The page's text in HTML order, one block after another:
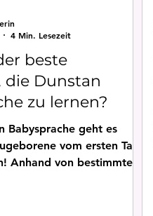
beste
Dunstan
zu lernen?
Babysprache geht es
vom ersten Tag
Anhand von bestimmten
4 Min. Lesezeit